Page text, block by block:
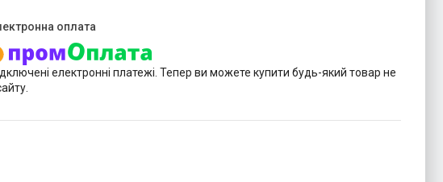
електронні платежі. Тепер ви можете купити будь-який товар не